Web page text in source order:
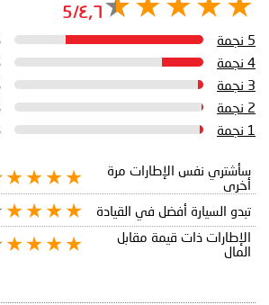
٤٫٦/5
5 نجمة
4 نجمة
3 نجمة
2 نجمة
1 نجمة
سأشتري نفس الإطارات مرة
أخرى
تبدو السيارة أفضل في القيادة
الإطارات ذات قيمة مقابل
المال